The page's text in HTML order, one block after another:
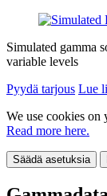
Simulated gamma
variable levels
Pyydä tarjous Lue
We use cookies on
Read more here.
Säädä asetuksia